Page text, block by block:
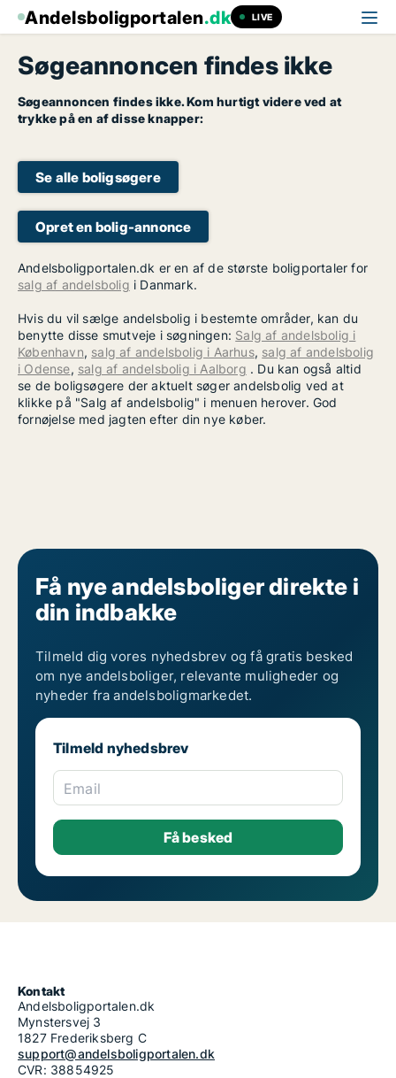
Andelsboligportalen.dk LIVE
Søgeannoncen findes ikke
Søgeannoncen findes ikke. Kom hurtigt videre ved at
trykke på en af disse knapper:
Se alle boligsøgere
Opret en bolig-annonce
Andelsboligportalen.dk er en af de største boligportaler for
salg af andelsbolig i Danmark.
Hvis du vil sælge andelsbolig i bestemte områder, kan du
benytte disse smutveje i søgningen: Salg af andelsbolig i
København, salg af andelsbolig i Aarhus, salg af andelsbolig
i Odense, salg af andelsbolig i Aalborg . Du kan også altid
se de boligsøgere der aktuelt søger andelsbolig ved at
klikke på "Salg af andelsbolig" i menuen herover. God
fornøjelse med jagten efter din nye køber.
Få nye andelsboliger direkte i
din indbakke
Tilmeld dig vores nyhedsbrev og få gratis besked
om nye andelsboliger, relevante muligheder og
nyheder fra andelsboligmarkedet.
Tilmeld nyhedsbrev
Email
Kontakt
Andelsboligportalen.dk
Mynstersvej 3
1827 Frederiksberg C
support@andelsboligportalen.dk
CVR: 38854925